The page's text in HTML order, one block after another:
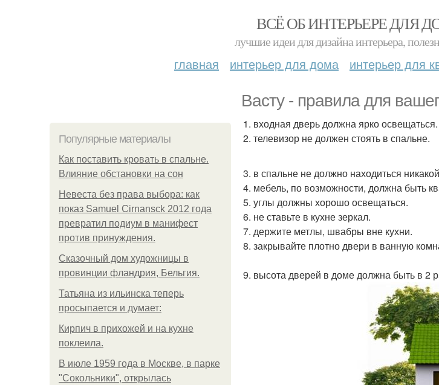
ВСЁ ОБ ИНТЕРЬЕРЕ ДЛЯ
лучшие идеи для дизайна интерьера,
главная интерьер для дома интерьер для
Васту - правила для
Популярные материалы
Как поставить кровать в спальне.
Влияние обстановки на сон
Невеста без права выбора: как
показ Samuel Cirnansck 2012 года
превратил подиум в манифест
против принуждения.
Сказочный дом художницы в
провинции фландрия, Бельгия.
Татьяна из ильинска теперь
просыпается и думает:
Кирпич в прихожей и на кухне
поклеила.
В июле 1959 года в Москве, в парке
"Сокольники", открылась
1. входная дверь должна ярко освещаться.
2. телевизор не должен стоять в спальне.
3. в спальне не должно находиться
4. мебель, по возможности, должна быть
5. углы должны хорошо освещаться.
6. не ставьте в кухне зеркал.
7. держите метлы, швабры вне кухни.
8. закрывайте плотно двери в ванную
9. высота дверей в доме должна быть в 2